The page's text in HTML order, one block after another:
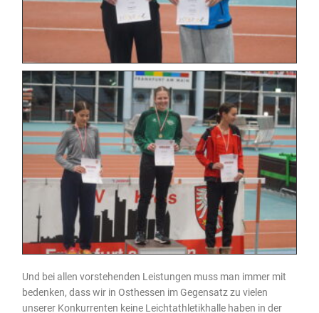
Und bei allen vorstehenden Leistungen muss man immer mit
bedenken, dass wir in Osthessen im Gegensatz zu vielen
unserer Konkurrenten keine Leichtathletikhalle haben in der